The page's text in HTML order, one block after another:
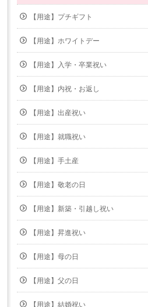
【用途】プチギフト
【用途】ホワイトデー
【用途】入学・卒業祝い
【用途】内祝・お返し
【用途】出産祝い
【用途】就職祝い
【用途】手土産
【用途】敬老の日
【用途】新築・引越し祝い
【用途】昇進祝い
【用途】母の日
【用途】父の日
【用途】結婚祝い